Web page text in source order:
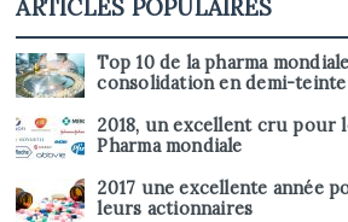
ARTICLES POPULAIRES
Top 10 de la pharma
consolidation en demi-teinte
2018, un excellent cru pour
Pharma mondiale
2017 une excellente année
leurs actionnaires